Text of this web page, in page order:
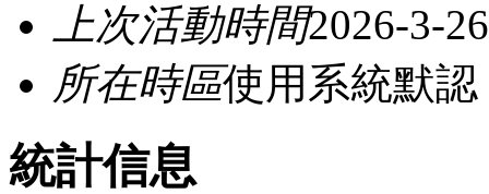
上次活動時間2026-3-
所在時區使用系統默認
統計信息